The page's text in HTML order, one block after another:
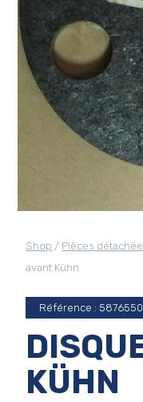
Shop / Pièces
avant Kühn
Référence :
KÜHN